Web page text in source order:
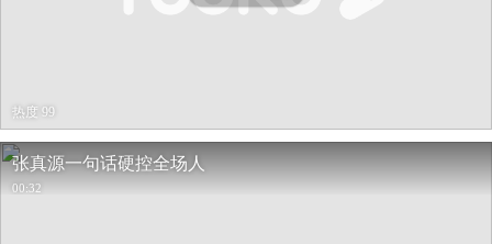
热度 99
张真源一句话硬控全场人
00:32